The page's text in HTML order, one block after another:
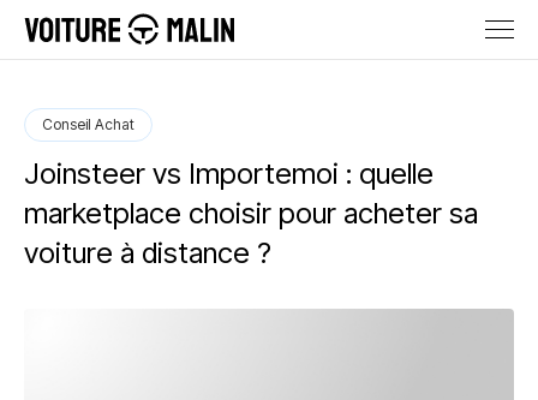
Conseil Achat
Joinsteer vs Importemoi : quelle
marketplace choisir pour acheter sa
voiture à distance ?